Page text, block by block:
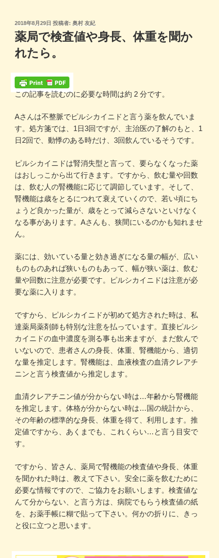
投
稿
日:
2018年8月29日 投稿者: 奥村 友紀
薬局で検査値や身長、体重を聞か
れたら。
この記事を読むのに必要な時間は約 2 分です。
Aさんは不整脈でピルシカイニドと言う薬を飲んでいま
す。処方箋では、1日3回ですが、主治医の了解のもと、1
日2回で、動悸のある時だけ、3回飲んでいるそうです。
ピルシカイニドは腎消失型と言って、要らなくなった薬
はおしっこから出て行きます。ですから、飲む量や回数
は、飲む人の腎機能に応じて調節しています。そして、
腎機能は歳をとるにつれて衰えていくので、若い頃にち
ょうど良かった量が、歳をとって減らさないといけなく
なる事があります。Aさんも、狭間にいるのかも知れませ
ん。
薬には、効いている量と効き過ぎになる量の幅が、広い
ものものあれば狭いものもあって、幅が狭い薬は、飲む
量や回数に注意が必要です。ピルシカイニドは注意が必
要な薬に入ります。
ですから、ピルシカイニドが初めて処方された時は、私
達薬局薬剤師も特別な注意を払っています。直接ピルシ
カイニドの血中濃度を測る事も出来ますが、まだ飲んで
いないので、患者さんの身長、体重、腎機能から、適切
な量を推定します。腎機能は、血液検査の血清クレアチ
ニンと言う検査値から推定します。
血清クレアチニン値が分からない時は…年齢から腎機能
を推定します。体格が分からない時は…国の統計から、
その年齢の標準的な身長、体重を得て、利用します。推
定値ですから、あくまでも、これくらい…と言う目安で
す。
ですから、皆さん、薬局で腎機能の検査値や身長、体重
を聞かれた時は、教えて下さい。安全に薬を飲むために
必要な情報ですので、ご協力をお願いします。検査値な
んて分からない、と言う方は、病院でもらう検査値の紙
を、お薬手帳に糊で貼って下さい。何かの折りに、きっ
と役に立つと思います。